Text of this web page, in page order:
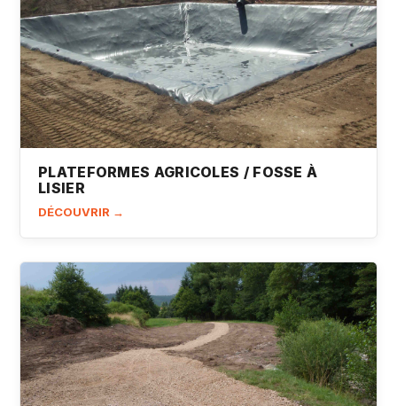
PLATEFORMES AGRICOLES / FOSSE À
LISIER
DÉCOUVRIR →